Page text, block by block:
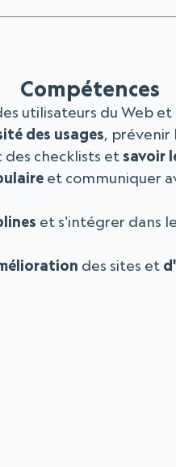
Compétences
utilisateurs du Web et
des usages, prévenir
des checklists et savoir
et communiquer
et s'intégrer dans
des sites et